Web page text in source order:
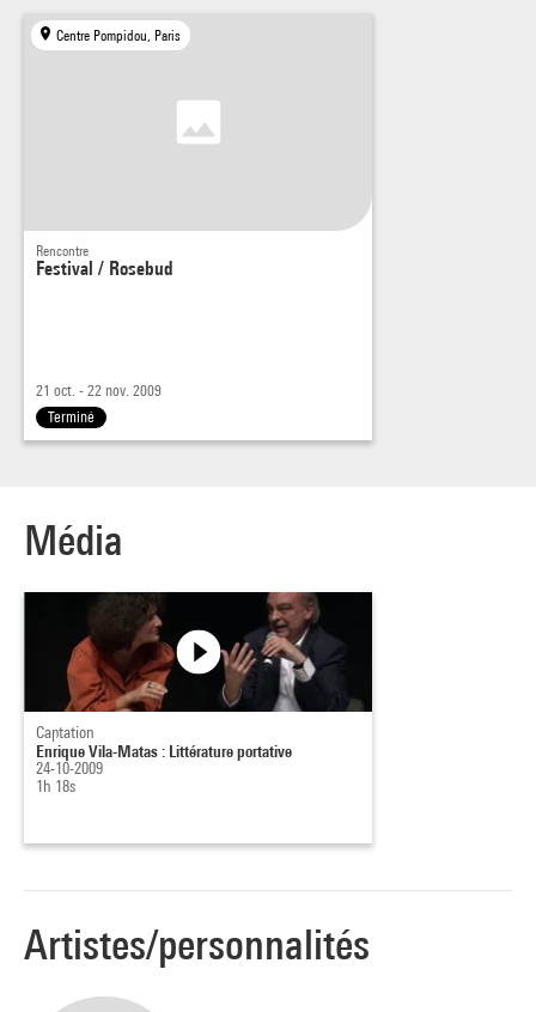
Centre Pompidou, Paris
Rencontre
Festival / Rosebud
21 oct. - 22 nov. 2009
Terminé
Média
Captation
Enrique Vila-Matas : Littérature portative
24-10-2009
1h 18s
Artistes/personnalités